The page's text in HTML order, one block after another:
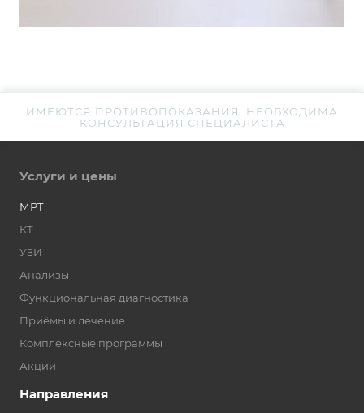
ИМЕЮТСЯ ПРОТИВОПОКАЗАНИЯ. НЕОБХОДИМА
КОНСУЛЬТАЦИЯ СПЕЦИАЛИСТА
Услуги и цены
МРТ
КТ
УЗИ
Анализы
Функциональная диагностика
Приёмы и лечение
Комплексные программы
Акции
Направления